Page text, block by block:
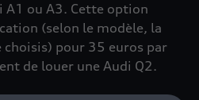
ou A3. Cette option
(selon le modèle, la
pour 35 euros par
de louer une Audi Q2.